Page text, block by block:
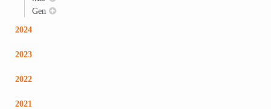
Gen
2024
2023
2022
2021